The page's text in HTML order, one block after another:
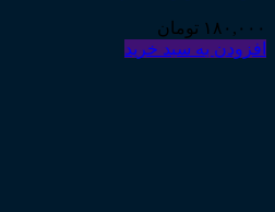
۱۸۰,۰۰۰ تومان
افزودن به سبد خرید